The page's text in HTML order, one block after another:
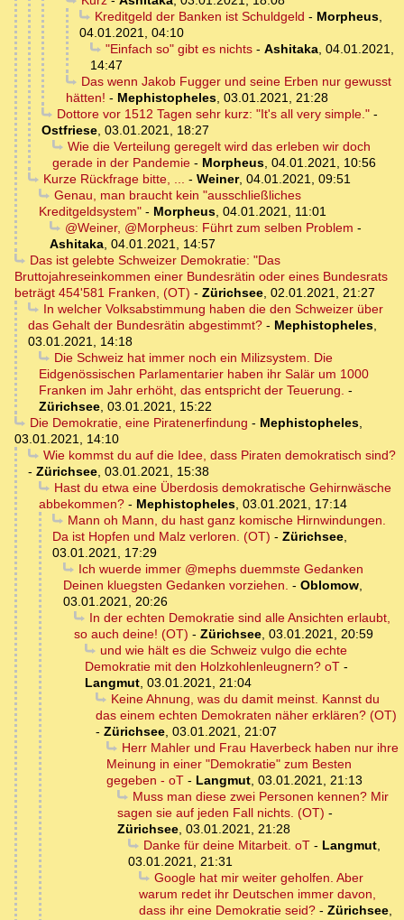
Kreditgeld der Banken ist Schuldgeld - Morpheus,
04.01.2021, 04:10
"Einfach so" gibt es nichts- Ashitaka, 04.01.2021,
14:47
Das wenn Jakob Fugger und seine Erben nur gewusst
hätten! - Mephistopheles, 03.01.2021, 21:28
Dottore vor 1512 Tagen sehr kurz: "It's all very simple."-
Ostfriese, 03.01.2021, 18:27
Wie die Verteilung geregelt wird das erleben wir doch
gerade in der Pandemie - Morpheus, 04.01.2021, 10:56
Kurze Rückfrage bitte, ... - Weiner, 04.01.2021, 09:51
Genau, man braucht kein "ausschließliches
Kreditgeldsystem" - Morpheus, 04.01.2021, 11:01
@Weiner, @Morpheus: Führt zum selben Problem -
Ashitaka, 04.01.2021, 14:57
Das ist gelebte Schweizer Demokratie: "Das
Bruttojahreseinkommen einer Bundesrätin oder eines Bundesrats
beträgt 454'581 Franken, (OT) - Zürichsee, 02.01.2021, 21:27
In welcher Volksabstimmung haben die den Schweizer über
das Gehalt der Bundesrätin abgestimmt? - Mephistopheles,
03.01.2021, 14:18
Die Schweiz hat immer noch ein Milizsystem. Die
Eidgenössischen Parlamentarier haben ihr Salär um 1000
Franken im Jahr erhöht, das entspricht der Teuerung. -
Zürichsee, 03.01.2021, 15:22
Die Demokratie, eine Piratenerfindung - Mephistopheles,
03.01.2021, 14:10
Wie kommst du auf die Idee, dass Piraten demokratisch sind?
- Zürichsee, 03.01.2021, 15:38
Hast du etwa eine Überdosis demokratische Gehirnwäsche
abbekommen? - Mephistopheles, 03.01.2021, 17:14
Mann oh Mann, du hast ganz komische Hirnwindungen.
Da ist Hopfen und Malz verloren. (OT) - Zürichsee,
03.01.2021, 17:29
Ich wuerde immer @mephs duemmste Gedanken
Deinen kluegsten Gedanken vorziehen. - Oblomow,
03.01.2021, 20:26
In der echten Demokratie sind alle Ansichten erlaubt,
so auch deine! (OT) - Zürichsee, 03.01.2021, 20:59
und wie hält es die Schweiz vulgo die echte
Demokratie mit den Holzkohlenleugnern? oT -
Langmut, 03.01.2021, 21:04
Keine Ahnung, was du damit meinst. Kannst du
das einem echten Demokraten näher erklären? (OT)
- Zürichsee, 03.01.2021, 21:07
Herr Mahler und Frau Haverbeck haben nur ihre
Meinung in einer "Demokratie" zum Besten
gegeben - oT - Langmut, 03.01.2021, 21:13
Muss man diese zwei Personen kennen? Mir
sagen sie auf jeden Fall nichts. (OT) -
Zürichsee, 03.01.2021, 21:28
Danke für deine Mitarbeit. oT- Langmut,
03.01.2021, 21:31
Google hat mir weiter geholfen. Aber
warum redet ihr Deutschen immer davon,
dass ihr eine Demokratie seid? - Zürichsee,